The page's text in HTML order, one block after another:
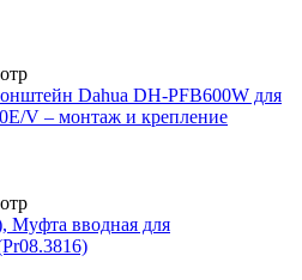
Dahua DH-PFB600W для
V – монтаж и крепление
вводная для